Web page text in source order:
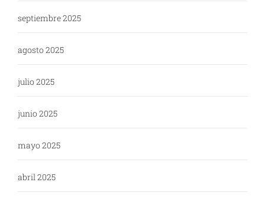
septiembre 2025
agosto 2025
julio 2025
junio 2025
mayo 2025
abril 2025